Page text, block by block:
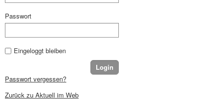
Passwort
Eingeloggt bleiben
Passwort vergessen?
Zurück zu Aktuell im Web